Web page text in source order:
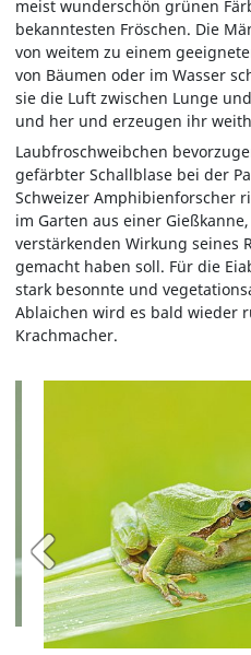
meist wunderschön grünen
bekanntesten Fröschen. Die
von weitem zu einem
von Bäumen oder im Wasser
sie die Luft zwischen Lunge
und her und erzeugen ihr
Laubfroschweibchen
gefärbter Schallblase bei der
Schweizer Amphibienforscher
im Garten aus einer
verstärkenden Wirkung seines
gemacht haben soll. Für die
stark besonnte und
Ablaichen wird es bald wieder
Krachmacher.